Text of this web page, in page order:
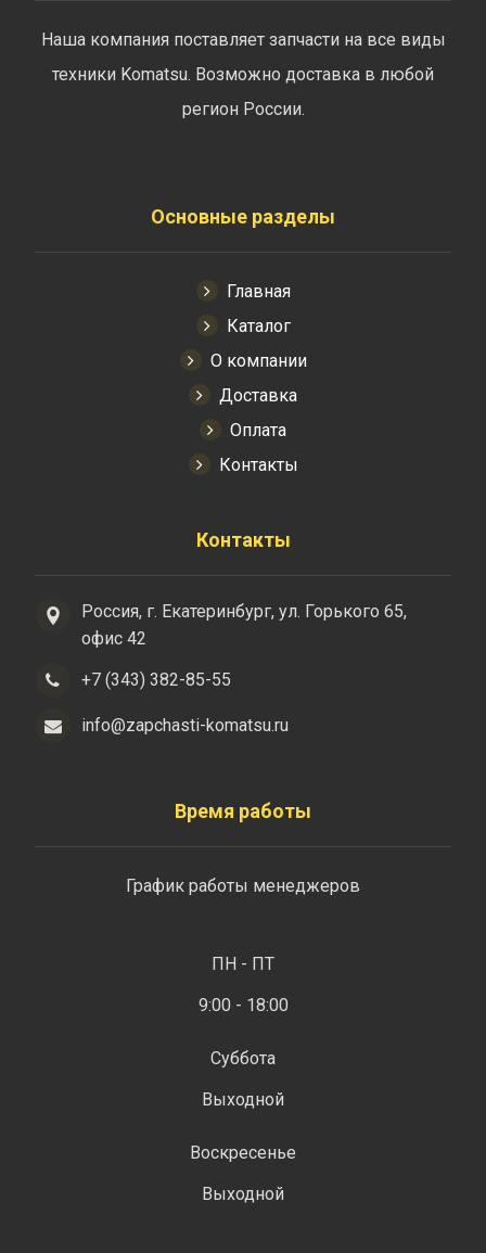
Наша компания поставляет запчасти на все виды
техники Komatsu. Возможно доставка в любой
регион России.
Основные разделы
Главная
Каталог
О компании
Доставка
Оплата
Контакты
Контакты
Россия, г. Екатеринбург, ул. Горького 65,
офис 42
+7 (343) 382-85-55
info@zapchasti-komatsu.ru
Время работы
График работы менеджеров
ПН - ПТ
9:00 - 18:00
Суббота
Выходной
Воскресенье
Выходной